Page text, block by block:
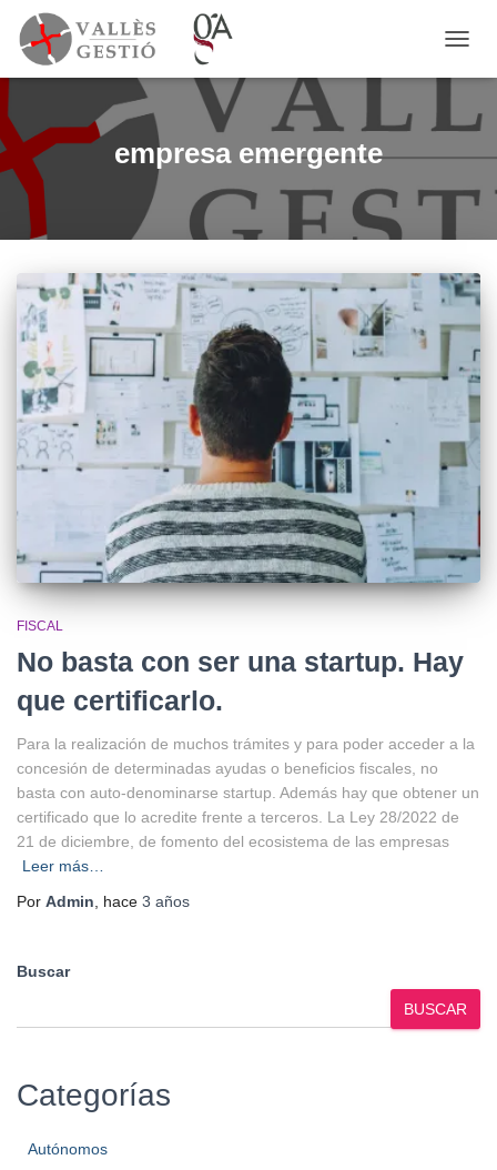
MODO
empresa emergente
FISCAL
No basta con ser una startup. Hay
que certificarlo.
Para la realización de muchos trámites y para poder acceder a la
concesión de determinadas ayudas o beneficios fiscales, no
basta con auto-denominarse startup. Además hay que obtener un
certificado que lo acredite frente a terceros. La Ley 28/2022 de
21 de diciembre, de fomento del ecosistema de las empresas
Leer más…
Por Admin , hace 3 años
Buscar
BUSCAR
Categorías
Autónomos